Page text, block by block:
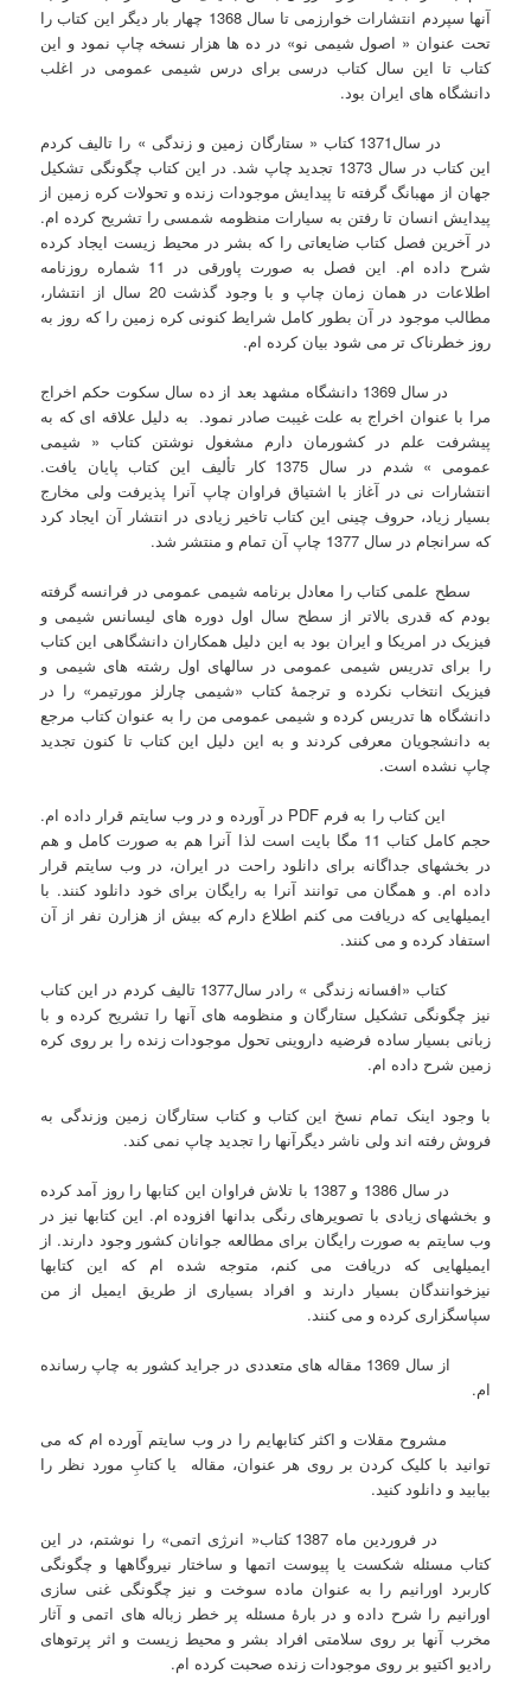
آنها سپردم انتشارات خوارزمی تا سال 1368 چهار بار دیگر این کتاب را
تحت عنوان « اصول شیمی نو» در ده ها هزار نسخه چاپ نمود و این
کتاب تا این سال کتاب درسی برای درس شیمی عمومی در اغلب
دانشگاه های ایران بود.
در سال1371 کتاب « ستارگان زمین و زندگی » را تالیف کردم
این کتاب در سال 1373 تجدید چاپ شد. در این کتاب چگونگی تشکیل
جهان از مهبانگ گرفته تا پیدایش موجودات زنده و تحولات کره زمین از
پیدایش انسان تا رفتن به سیارات منظومه شمسی را تشریح کرده ام.
در آخرین فصل کتاب ضایعاتی را که بشر در محیط زیست ایجاد کرده
شرح داده ام. این فصل به صورت پاورقی در 11 شماره روزنامه
اطلاعات در همان زمان چاپ و با وجود گذشت 20 سال از انتشار،
مطالب موجود در آن بطور کامل شرایط کنونی کره زمین را که روز به
روز خطرناک تر می شود بیان کرده ام.
در سال 1369 دانشگاه مشهد بعد از ده سال سکوت حکم اخراج
مرا با عنوان اخراج به علت غیبت صادر نمود. به دلیل علاقه ای که به
پیشرفت علم در کشورمان دارم مشغول نوشتن کتاب « شیمی
عمومی » شدم در سال 1375 کار تألیف این کتاب پایان یافت.
انتشارات نی در آغاز با اشتیاق فراوان چاپ آنرا پذیرفت ولی مخارج
بسیار زیاد، حروف چینی این کتاب تاخیر زیادی در انتشار آن ایجاد کرد
که سرانجام در سال 1377 چاپ آن تمام و منتشر شد.
سطح علمی کتاب را معادل برنامه شیمی عمومی در فرانسه گرفته
بودم که قدری بالاتر از سطح سال اول دوره های لیسانس شیمی و
فیزیک در امریکا و ایران بود به این دلیل همکاران دانشگاهی این کتاب
را برای تدریس شیمی عمومی در سالهای اول رشته های شیمی و
فیزیک انتخاب نکرده و ترجمۀ کتاب «شیمی چارلز مورتیمر» را در
دانشگاه ها تدریس کرده و شیمی عمومی من را به عنوان کتاب مرجع
به دانشجویان معرفی کردند و به این دلیل این کتاب تا کنون تجدید
چاپ نشده است.
این کتاب را به فرم PDF در آورده و در وب سایتم قرار داده ام.
حجم کامل کتاب 11 مگا بایت است لذا آنرا هم به صورت کامل و هم
در بخشهای جداگانه برای دانلود راحت در ایران، در وب سایتم قرار
داده ام. و همگان می توانند آنرا به رایگان برای خود دانلود کنند. با
ایمیلهایی که دریافت می کنم اطلاع دارم که بیش از هزارن نفر از آن
استفاد کرده و می کنند.
کتاب «افسانه زندگی » رادر سال1377 تالیف کردم در این کتاب
نیز چگونگی تشکیل ستارگان و منظومه های آنها را تشریح کرده و با
زبانی بسیار ساده فرضیه داروینی تحول موجودات زنده را بر روی کره
زمین شرح داده ام.
با وجود اینک تمام نسخ این کتاب و کتاب ستارگان زمین وزندگی به
فروش رفته اند ولی ناشر دیگرآنها را تجدید چاپ نمی کند.
در سال 1386 و 1387 با تلاش فراوان این کتابها را روز آمد کرده
و بخشهای زیادی با تصویرهای رنگی بدانها افزوده ام. این کتابها نیز در
وب سایتم به صورت رایگان برای مطالعه جوانان کشور وجود دارند. از
ایمیلهایی که دریافت می کنم، متوجه شده ام که این کتابها
نیزخوانندگان بسیار دارند و افراد بسیاری از طریق ایمیل از من
سپاسگزاری کرده و می کنند.
از سال 1369 مقاله های متعددی در جراید کشور به چاپ رسانده
ام.
مشروح مقلات و اکثر کتابهایم را در وب سایتم آورده ام که می
توانید با کلیک کردن بر روی هر عنوان، مقاله یا کتابِ مورد نظر را
بیابید و دانلود کنید.
در فروردین ماه 1387 کتاب« انرژی اتمی» را نوشتم، در این
کتاب مسئله شکست یا پیوست اتمها و ساختار نیروگاهها و چگونگی
کاربرد اورانیم را به عنوان ماده سوخت و نیز چگونگی غنی سازی
اورانیم را شرح داده و در بارۀ مسئله پر خطر زباله های اتمی و آثار
مخرب آنها بر روی سلامتی افراد بشر و محیط زیست و اثر پرتوهای
رادیو اکتیو بر روی موجودات زنده صحبت کرده ام.